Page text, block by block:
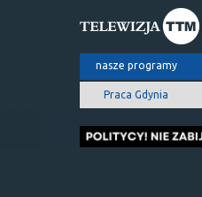
nasze programy
Praca Gdynia